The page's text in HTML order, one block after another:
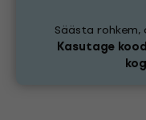
Säästa
Kasutage